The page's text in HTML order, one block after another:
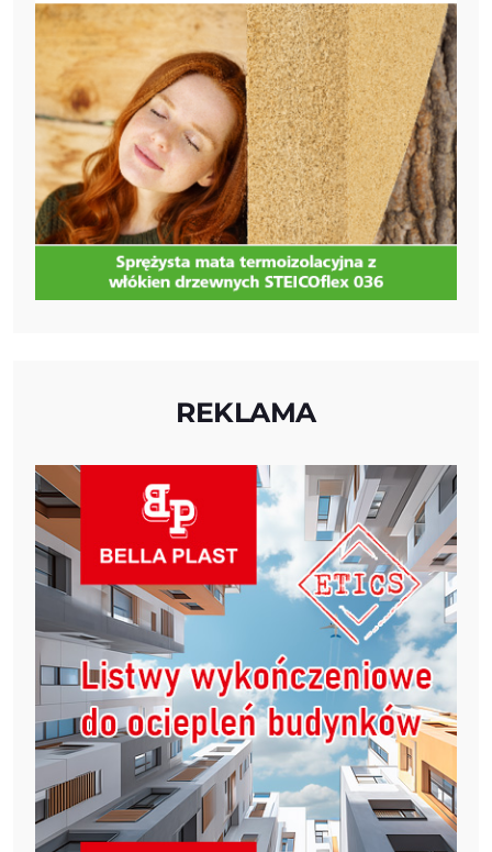
REKLAMA